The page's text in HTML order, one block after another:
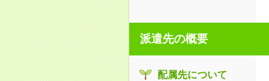
派遣先の概要
配属先について